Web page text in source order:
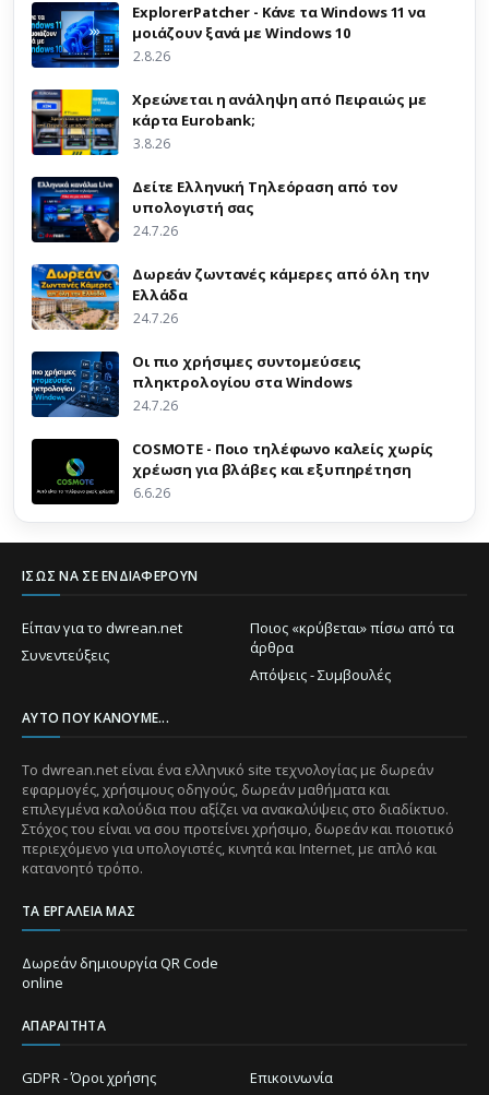
ExplorerPatcher - Κάνε τα Windows 11 να
μοιάζουν ξανά με Windows 10
2.8.26
Χρεώνεται η ανάληψη από Πειραιώς με
κάρτα Eurobank;
3.8.26
Δείτε Ελληνική Τηλεόραση από τον
υπολογιστή σας
24.7.26
Δωρεάν ζωντανές κάμερες από όλη την
Ελλάδα
24.7.26
Οι πιο χρήσιμες συντομεύσεις
πληκτρολογίου στα Windows
24.7.26
COSMOTE - Ποιο τηλέφωνο καλείς χωρίς
χρέωση για βλάβες και εξυπηρέτηση
6.6.26
ΊΣΩΣ ΝΑ ΣΕ ΕΝΔΙΑΦΈΡΟΥΝ
Είπαν για το dwrean.net
Ποιος «κρύβεται» πίσω από τα
άρθρα
Συνεντεύξεις
Απόψεις - Συμβουλές
ΑΥΤΌ ΠΟΥ ΚΆΝΟΥΜΕ...
Το dwrean.net είναι ένα ελληνικό site τεχνολογίας με δωρεάν
εφαρμογές, χρήσιμους οδηγούς, δωρεάν μαθήματα και
επιλεγμένα καλούδια που αξίζει να ανακαλύψεις στο διαδίκτυο.
Στόχος του είναι να σου προτείνει χρήσιμο, δωρεάν και ποιοτικό
περιεχόμενο για υπολογιστές, κινητά και Internet, με απλό και
κατανοητό τρόπο.
ΤΑ ΕΡΓΑΛΕΊΑ ΜΑΣ
Δωρεάν δημιουργία QR Code
online
ΑΠΑΡΑΊΤΗΤΑ
GDPR - Όροι χρήσης Επικοινωνία